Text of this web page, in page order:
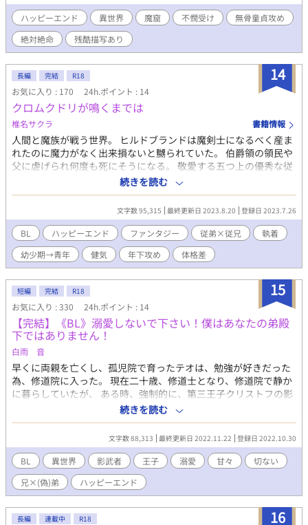
下さい。また、残酷な描写もあります。併せてご注意下さい。 ※
以前ミドリ名義で載せていたものの改稿版です。内容に変わりは
ありませんが、二年前の作品だったので読みやすさや言い回しを
修正してます。 ※ムーンでは旧バージョンを掲載してます。
ハッピーエンド 異世界 魔窟 不憫受け
無骨童貞攻め
絶対絶命
残酷描写あり
14
長編 完結 R18
お気に入り : 170 24h.ポイント : 14
クロムクドリが鳴くまでは
椎名サクラ 書籍情報
人間と魔族が戦う世界。 ヒルドブランドは魔剣士になるべく産ま
れたのに魔力がなく出来損ないと嬲られていた。 伯爵領の領民や
父に虐げられ何度も死にそうになる。 敬愛する五つ上の優秀な従
兄・エドゼルがいつも守ってくれていたが、宮廷魔道士に招集さ
れ離ればなれになる。 魔法に見切りを付け辺境伯領でエドゼルの
助けになれるようにと剣術に励んだ。 十五年後。 二十三歳になっ
たヒルドブランドは魔王討伐のため騎士として王宮に招集され
た。いつの頃か敬愛は形を変え、一人の男としてエドゼルを愛す
るようになったヒルドブランドは父の元を訪ねた。 その時、魔力
を持たないにもかかわらず一冊の魔導書の内容が身体に入ってく
る。 『吸収魔法』 他者から、魔力とその者が使える魔法を吸い取
り自在に扱える恐ろしいものだった。 その頃エドゼルは第二王子
の恋人の一人になっていた。 宮廷魔道士長となったエドゼルは苛
まれる孤独を振り払えず、手を伸ばした第二王子に溺れてしまっ
ていた。 エドゼルもまた幼少期に虐げられていたのだ、己の母に
よって。 ヒルドブランドを呪うことに全力を注ぐ母は、一度とし
てエドゼルに関心を向けてはくれなかった。支えとなっていたヒ
ルドブランドからの敬愛も失ったエドゼルは、第二王子が囁いて
くれる愛が全てとなり盲目となった。 だがその愛は、エドゼルの
黒魔術を意のままに操りたい第二王子の嘘だった。 従兄を盲愛す
る魔剣士と、愛に翻弄される黒魔道士のファンタジーBL。
続きを読む
文字数 95,315 最終更新日 2023.8.20 登録日 2023.7.26
BL ハッピーエンド ファンタジー 従弟×従兄
執着
幼少期→青年
健気 年下攻め 体格差
15
短編 完結 R18
お気に入り : 330 24h.ポイント : 14
【完結】《BL》溺愛しないで下さい！僕はあなたの弟殿
下ではありません！
白雨 音
早くに両親を亡くし、孤児院で育ったテオは、勉強が好きだった
為、修道院に入った。 現在二十歳、修道士となり、修道院で静か
に暮らしていたが、 ある時、強制的に、第三王子クリストフの影
武者にされてしまう。 クリストフは、テオに全てを丸投げし、
「世界を見て来る！」と旅に出てしまった。 正体がバレたら、処
刑されるかもしれない…必死でクリストフを演じるテオ。 そんな
テオに、何かと構って来る、兄殿下の王太子ランベール。 どうや
ら、兄殿下と弟殿下は、密な関係の様で…？？ BL異世界恋愛：
短編（全２４話） ※魔法要素ありません。※一部１８禁（☆印
です） 《完結しました》
続きを読む
文字数 88,313 最終更新日 2022.11.22 登録日 2022.10.30
BL 異世界 影武者 王子 溺愛 甘々
切ない
兄×(偽)弟
ハッピーエンド
16
長編 連載中 R18